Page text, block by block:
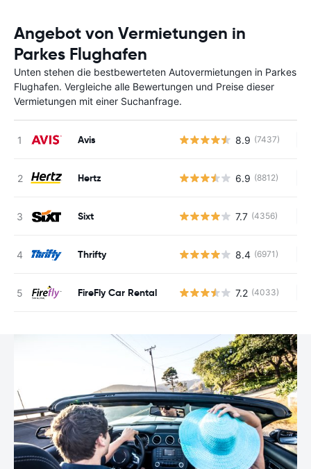
Angebot von Vermietungen in
Parkes Flughafen
Unten stehen die bestbewerteten Autovermietungen in Parkes
Flughafen. Vergleiche alle Bewertungen und Preise dieser
Vermietungen mit einer Suchanfrage.
Avis 8.9 (7437)
Hertz 6.9 (8812)
Sixt 7.7 (4356)
Thrifty 8.4 (6971)
FireFly Car Rental 7.2 (4033)